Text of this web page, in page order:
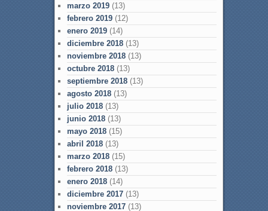
marzo 2019(13)
febrero 2019(12)
enero 2019(14)
diciembre 2018(13)
noviembre 2018(13)
octubre 2018(13)
septiembre 2018(13)
agosto 2018(13)
julio 2018(13)
junio 2018(13)
mayo 2018(15)
abril 2018(13)
marzo 2018(15)
febrero 2018(13)
enero 2018(14)
diciembre 2017(13)
noviembre 2017(13)